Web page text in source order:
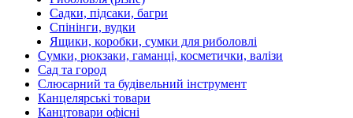
Садки, підсаки, багри
Спінінги, вудки
Ящики, коробки, сумки для риболовлі
Сумки, рюкзаки, гаманці, косметички, валізи
Сад та город
Слюсарний та будівельний інструмент
Канцелярські товари
Канцтовари офісні